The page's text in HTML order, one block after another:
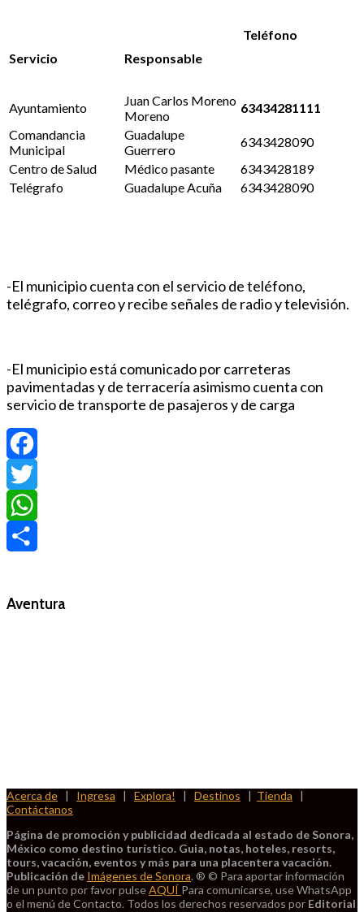
Servicio Responsable
Teléfono
Ayuntamiento
Juan Carlos Moreno
Moreno
63434281111
Comandancia
Municipal
Guadalupe
Guerrero
6343428090
Centro de Salud
Médico pasante
6343428189
Telégrafo
Guadalupe Acuña 6343428090
-El municipio cuenta con el servicio de teléfono,
telégrafo, correo y recibe señales de radio y televisión.
-El municipio está comunicado por carreteras
pavimentadas y de terracería asimismo cuenta con
servicio de transporte de pasajeros y de carga
Facebook
Twitter
WhatsApp
Aventura
Acerca de | Ingresa | Explora! | Destinos | Tienda |
Contáctanos
Página de promoción y publicidad dedicada al estado de Sonora,
México como destino turístico. Guia, notas, hoteles, resorts,
tours, vacación, eventos y más para una placentera vacación.
Publicación de Imágenes de Sonora. ® © Para aportar información
de un punto por favor pulseAQUÍ Para comunicarse, use WhatsApp
o el menú de Contacto. Todos los derechos reservados por Editorial